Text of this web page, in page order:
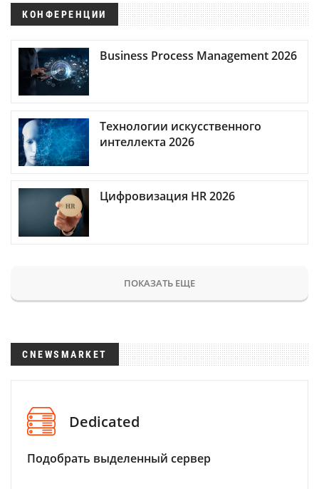
КОНФЕРЕНЦИИ
Business Process Management 2026
Технологии искусственного
интеллекта 2026
Цифровизация HR 2026
ПОКАЗАТЬ ЕЩЕ
CNEWSMARKET
Dedicated
Подобрать выделенный сервер